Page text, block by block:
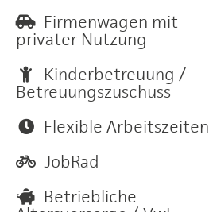
Firmenwagen mit
privater Nutzung
Kinderbetreuung /
Betreuungszuschuss
Flexible Arbeitszeiten
JobRad
Betriebliche